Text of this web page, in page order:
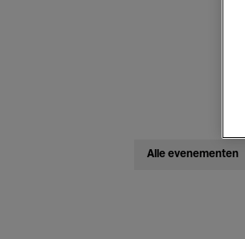
Alle evenementen